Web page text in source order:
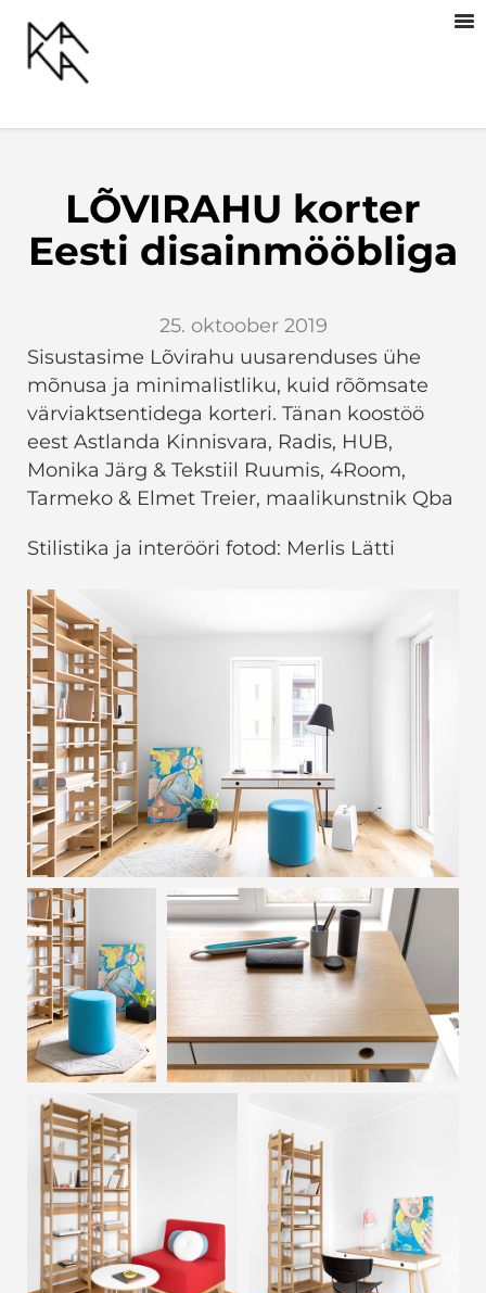
LÕVIRAHU korter
Eesti disainmööbliga
25. oktoober 2019
Sisustasime Lõvirahu uusarenduses ühe
mõnusa ja minimalistliku, kuid rõõmsate
värviaktsentidega korteri. Tänan koostöö
eest Astlanda Kinnisvara, Radis, HUB,
Monika Järg & Tekstiil Ruumis, 4Room,
Tarmeko & Elmet Treier, maalikunstnik Qba
Stilistika ja interööri fotod: Merlis Lätti